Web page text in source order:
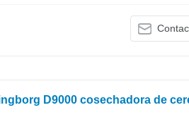
D9000 cosechadora de